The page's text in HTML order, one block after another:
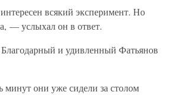
всякий эксперимент. Но
— услыхал он в ответ.
и удивленный Фатьянов
минут они уже сидели за столом